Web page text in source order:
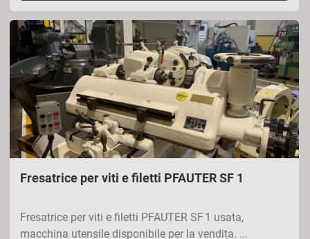
Fresatrice per viti e filetti PFAUTER SF 1
Fresatrice per viti e filetti PFAUTER SF 1 usata,
macchina utensile disponibile per la vendita. ...